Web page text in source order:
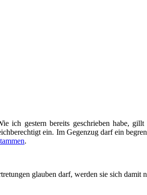
ich gestern bereits geschrieben habe,
ein. Im Gegenzug darf ein
.
glauben darf, werden sie sich damit